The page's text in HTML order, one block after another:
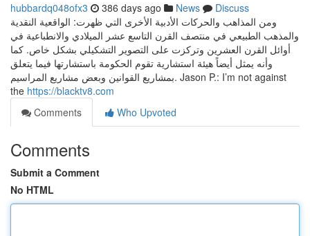
hubbardq048ofx3 386 days ago News
Discuss
ومن المذاهب والحركات الأدبية الأخرى التي ظهرت: الواقعية النقدية
والمذهب الطبيعي في منتصف القرن التاسع عشر الميلادي والانطباعية في
أوائل القرن العشرين وتركزت على التصوير التشكيلي بشكل خاص. كما
وأنه يمثل أيضاً هيئة استشارية تقوم الحكومة باستشارتها فيما يتعلق
بمشاريع القوانين وبعض مشاريع المراسيم. Jason P.: I’m not against
the https://blacktv8.com
Comments
Who Upvoted
Comments
Submit a Comment
No HTML